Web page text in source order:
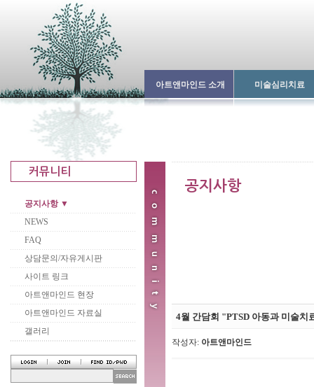
아트앤마인드 소개 미술심리치료
공지사항 ▼
NEWS
FAQ
상담문의/자유게시판
사이트 링크
아트앤마인드 현장
아트앤마인드 자료실
갤러리
4월 간담회 "PTSD 아동과 미술치
작성자: 아트앤마인드